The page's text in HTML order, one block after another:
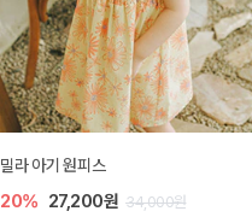
엘로디 니트 아기 뷔스티에
20% 21,600원 27,000원